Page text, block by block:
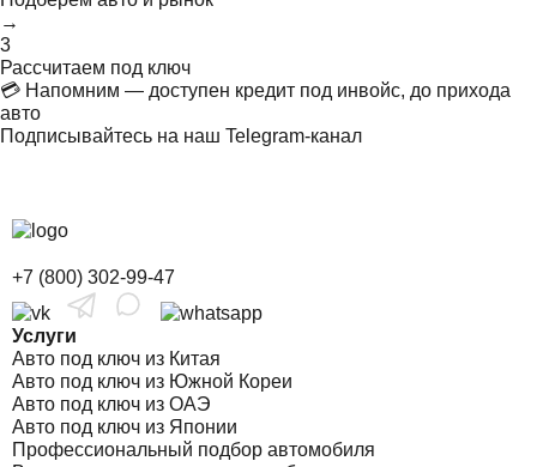
→
3
Рассчитаем под ключ
💳 Напомним — доступен кредит под инвойс, до прихода
авто
Подписывайтесь на наш Telegram-канал
+7 (800) 302-99-47
Услуги
Авто под ключ из Китая
Авто под ключ из Южной Кореи
Авто под ключ из ОАЭ
Авто под ключ из Японии
Профессиональный подбор автомобиля